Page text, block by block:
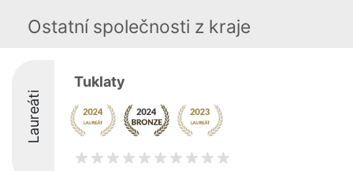
Ostatní společnosti z kraje
Laureáti
Tuklaty